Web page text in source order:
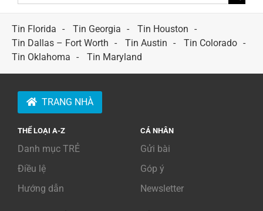
for:
Tin Florida
Tin Georgia
Tin Houston
Tin Dallas – Fort Worth
Tin Austin
Tin Colorado
Tin Oklahoma
Tin Maryland
TRANG NHÀ
THỂ LOẠI A-Z
Danh mục TRẺ
Điều lệ
Hướng dẫn
CÁ NHÂN
Gửi bài
Góp ý
Newsletter